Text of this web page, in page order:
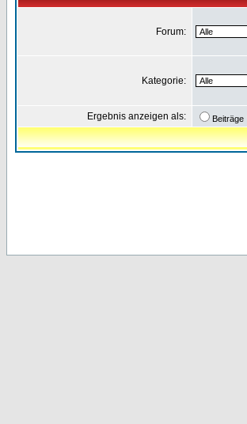
Forum:
Kategorie:
Ergebnis anzeigen als: Beiträge